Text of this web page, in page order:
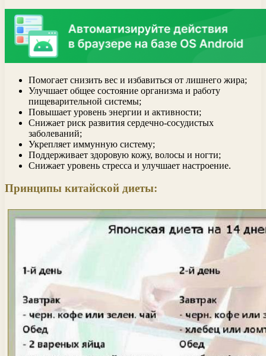
Помогает снизить вес и избавиться от лишнего жира;
Улучшает общее состояние организма и работу
пищеварительной системы;
Повышает уровень энергии и активности;
Снижает риск развития сердечно-сосудистых
заболеваний;
Укрепляет иммунную систему;
Поддерживает здоровую кожу, волосы и ногти;
Снижает уровень стресса и улучшает настроение.
Принципы китайской диеты: